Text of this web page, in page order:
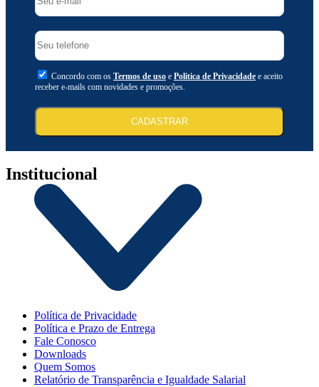
Concordo com os Termos de uso e Politica de Privacidade e aceito
receber e-mails com novidades e promoções.
CADASTRAR
Institucional
Política de Privacidade
Política e Prazo de Entrega
Fale Conosco
Downloads
Quem Somos
Relatório de Transparência e Igualdade Salarial